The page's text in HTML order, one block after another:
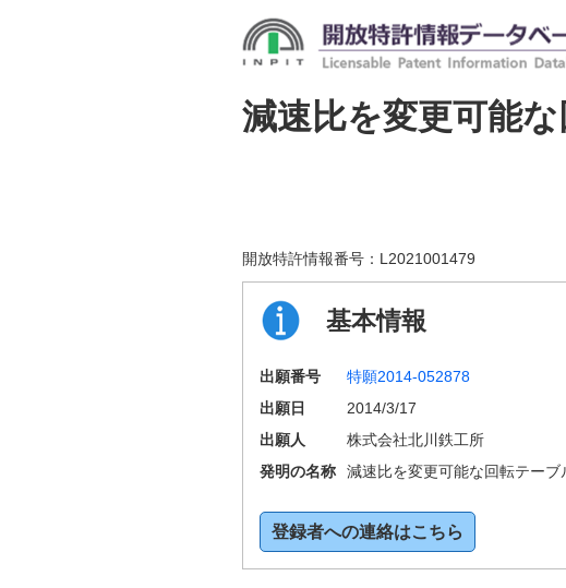
減速比を変更可能
開放特許情報番号： L2021001479
基本情報
出願番号 特願2014-052878
出願日
2014/3/17
出願人
株式会社北川鉄工所
発明の名称
減速比を変更可能な回転テーブ
登録者への連絡はこちら